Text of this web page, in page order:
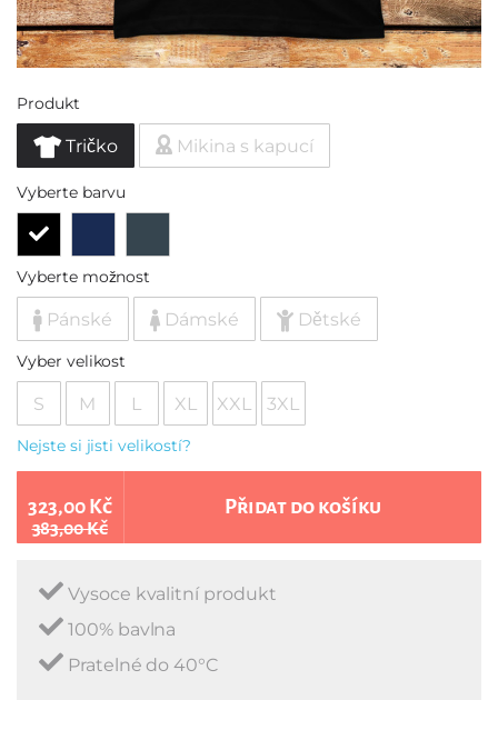
Produkt
Tričko Mikina s kapucí
Vyberte barvu
Vyberte možnost
Pánské Dámské Dětské
Vyber velikost
S M L XL XXL 3XL
Nejste si jisti velikostí?
323,00 Kč
383,00 Kč
Přidat do košíku
Vysoce kvalitní produkt
100% bavlna
Pratelné do 40°C